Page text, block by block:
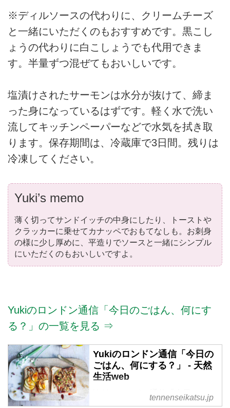
※ディルソースの代わりに、クリームチーズ
と一緒にいただくのもおすすめです。黒こし
ょうの代わりに白こしょうでも代用できま
す。半量ずつ混ぜてもおいしいです。
塩漬けされたサーモンは水分が抜けて、締ま
った身になっているはずです。軽く水で洗い
流してキッチンペーパーなどで水気を拭き取
ります。保存期間は、冷蔵庫で3日間。残りは
冷凍してください。
Yuki’s memo
薄く切ってサンドイッチの中身にしたり、トーストや
クラッカーに乗せてカナッペでおもてなしも。お刺身
の様に少し厚めに、平造りでソースと一緒にシンプル
にいただくのもおいしいですよ。
Yukiのロンドン通信「今日のごはん、何にす
る？」の一覧を見る ⇒
Yukiのロンドン通信「今日の
ごはん、何にする？」 - 天然
生活web
Yukiのロンドン通信「今日のごは
ん、何にする？」 の記事一覧
tennenseikatsu.jp